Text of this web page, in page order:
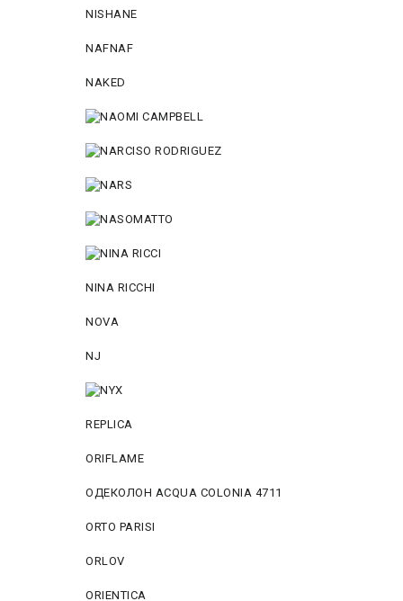
NISHANE
NAFNAF
NAKED
NINA RICCHI
NOVA
NJ
REPLICA
ORIFLAME
ОДЕКОЛОН ACQUA COLONIA 4711
ORTO PARISI
ORLOV
ORIENTICA